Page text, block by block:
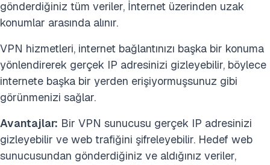
gönderdiğiniz tüm veriler, İnternet üzerinden uzak
konumlar arasında alınır.
VPN hizmetleri, internet bağlantınızı başka bir konuma
yönlendirerek gerçek IP adresinizi gizleyebilir, böylece
internete başka bir yerden erişiyormuşsunuz gibi
görünmenizi sağlar.
Avantajlar: Bir VPN sunucusu gerçek IP adresinizi
gizleyebilir ve web trafiğini şifreleyebilir. Hedef web
sunucusundan gönderdiğiniz ve aldığınız veriler,